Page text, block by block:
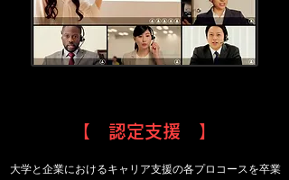
【 認定支援 】
大学と企業におけるキャリア支援の各プロコースを卒業